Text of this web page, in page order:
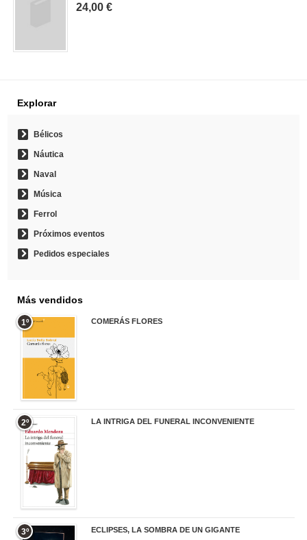
24,00 €
Explorar
Bélicos
Náutica
Naval
Música
Ferrol
Próximos eventos
Pedidos especiales
Más vendidos
1º COMERÁS FLORES
2º LA INTRIGA DEL FUNERAL INCONVENIENTE
3º ECLIPSES, LA SOMBRA DE UN GIGANTE